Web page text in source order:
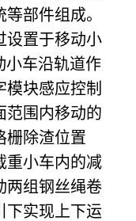
部件组成。
设置于移动小
小车沿轨道作
块感应控制
范围内移动的
栅除渣位置
重小车内的减
两组钢丝绳卷
下实现上下运